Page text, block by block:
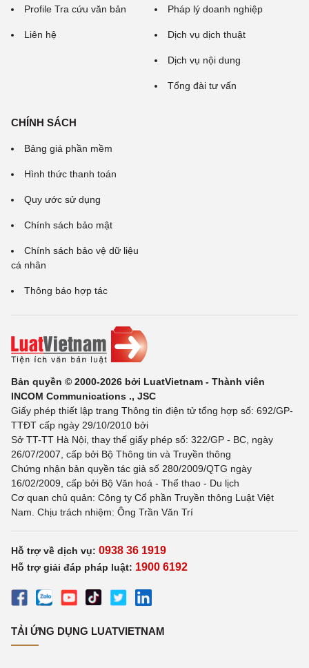
Profile Tra cứu văn bản
Liên hệ
Pháp lý doanh nghiệp
Dịch vụ dịch thuật
Dịch vụ nội dung
Tổng đài tư vấn
CHÍNH SÁCH
Bảng giá phần mềm
Hình thức thanh toán
Quy ước sử dụng
Chính sách bảo mật
Chính sách bảo vệ dữ liệu
cá nhân
Thông báo hợp tác
Bản quyền © 2000-2026 bởi LuatVietnam - Thành viên
INCOM Communications ., JSC
Giấy phép thiết lập trang Thông tin điện tử tổng hợp số: 692/GP-
TTĐT cấp ngày 29/10/2010 bởi
Sở TT-TT Hà Nội, thay thế giấy phép số: 322/GP - BC, ngày
26/07/2007, cấp bởi Bộ Thông tin và Truyền thông
Chứng nhận bản quyền tác giả số 280/2009/QTG ngày
16/02/2009, cấp bởi Bộ Văn hoá - Thể thao - Du lịch
Cơ quan chủ quản: Công ty Cổ phần Truyền thông Luật Việt
Nam. Chịu trách nhiệm: Ông Trần Văn Trí
Hỗ trợ về dịch vụ: 0938 36 1919
Hỗ trợ giải đáp pháp luật: 1900 6192
TẢI ỨNG DỤNG LUATVIETNAM